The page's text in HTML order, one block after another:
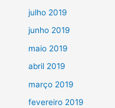
julho 2019
junho 2019
maio 2019
abril 2019
março 2019
fevereiro 2019